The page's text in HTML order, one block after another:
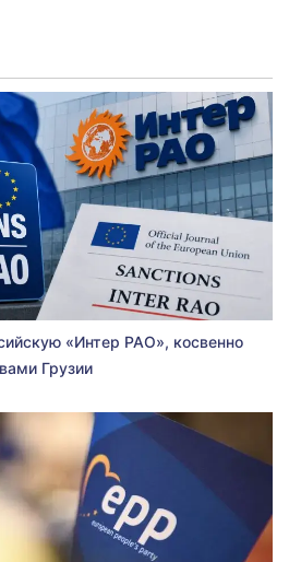
«Интер РАО», косвенно
Грузии